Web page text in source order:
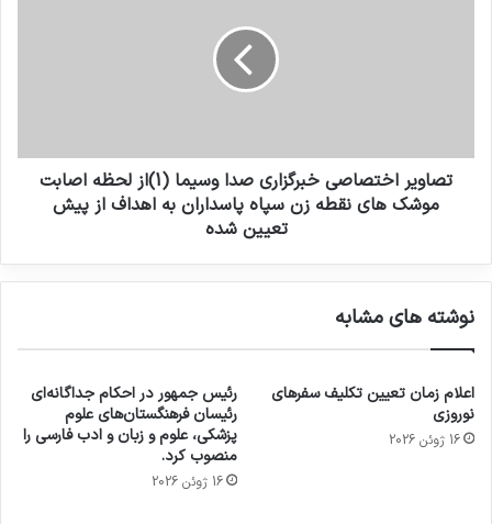
تصاویر اختصاصی خبرگزاری صدا وسیما (1)از لحظه اصابت
موشک های نقطه زن سپاه پاسداران به اهداف از پیش
تعیین شده
نوشته های مشابه
اعلام زمان تعیین تکلیف سفرهای
نوروزی
16 ژوئن 2026
رئیس جمهور در احکام جداگانه‌ای
رئیسان فرهنگستان‌های علوم
پزشکی، علوم و زبان و ادب فارسی را
منصوب کرد.
16 ژوئن 2026